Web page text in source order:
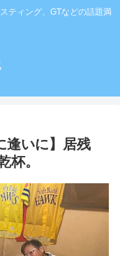
ティング、GTなどの話題満
逢いに】居残
杯。